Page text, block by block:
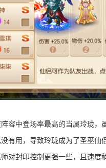
容中登场率最高的当属玲珑
有用，导致玲珑成为了圣巫
对封印控制更强一些，且速度